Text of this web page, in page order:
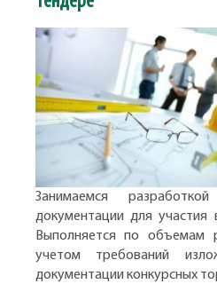
Занимаемся
документации для участия
Выполняется по объемам
учетом требований
документации конкурсных